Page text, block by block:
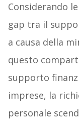
Considerando
gap tra il
a causa della
questo
supporto
imprese, la
personale